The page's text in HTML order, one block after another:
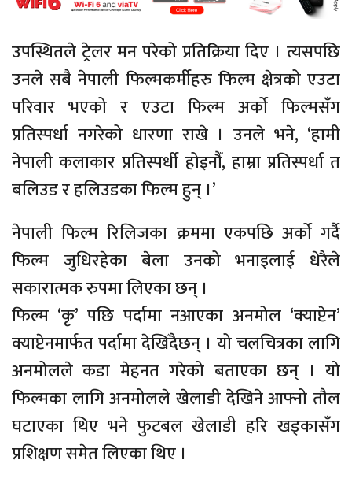
उपस्थितले ट्रेलर मन परेको प्रतिक्रिया दिए । त्यसपछि
उनले सबै नेपाली फिल्मकर्मीहरु फिल्म क्षेत्रको एउटा
परिवार भएको र एउटा फिल्म अर्को फिल्मसँग
प्रतिस्पर्धा नगरेको धारणा राखे । उनले भने, ‘हामी
नेपाली कलाकार प्रतिस्पर्धी होइनौँ, हाम्रा प्रतिस्पर्धा त
बलिउड र हलिउडका फिल्म हुन् ।’
नेपाली फिल्म रिलिजका क्रममा एकपछि अर्को गर्दै
फिल्म जुधिरहेका बेला उनको भनाइलाई धेरैले
सकारात्मक रुपमा लिएका छन् ।
फिल्म ‘कृ’ पछि पर्दामा नआएका अनमोल ‘क्याप्टेन’
क्याप्टेनमार्फत पर्दामा देखिँदैछन् । यो चलचित्रका लागि
अनमोलले कडा मेहनत गरेको बताएका छन् । यो
फिल्मका लागि अनमोलले खेलाडी देखिने आफ्नो तौल
घटाएका थिए भने फुटबल खेलाडी हरि खड्कासँग
प्रशिक्षण समेत लिएका थिए ।